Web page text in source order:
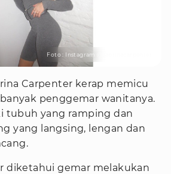
Foto : Instagram @sabrinacarpenter
Carpenter kerap memicu
penggemar wanitanya.
tubuh yang ramping dan
yang langsing, lengan dan
diketahui gemar melakukan